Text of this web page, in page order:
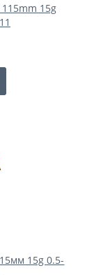
15g
15g 0.5-